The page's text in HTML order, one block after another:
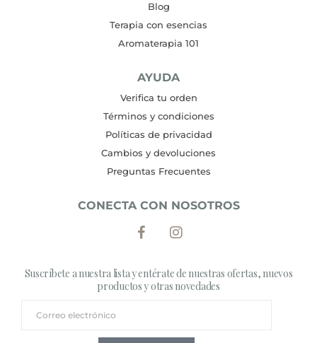
Blog
Terapia con esencias
Aromaterapia 101
AYUDA
Verifica tu orden
Términos y condiciones
Políticas de privacidad
Cambios y devoluciones
Preguntas Frecuentes
CONECTA CON NOSOTROS
Suscríbete a nuestra lista y entérate de nuestras ofertas, nuevos
productos y otras novedades